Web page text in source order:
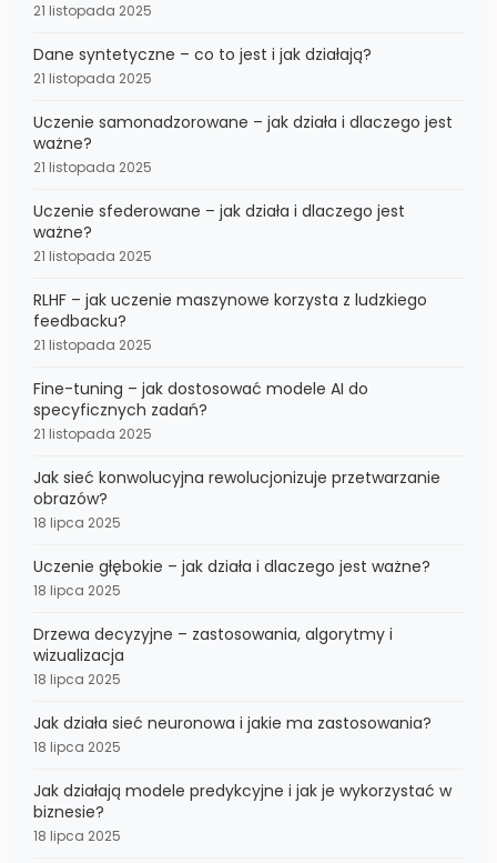
21 listopada 2025
Dane syntetyczne – co to jest i jak działają?
21 listopada 2025
Uczenie samonadzorowane – jak działa i dlaczego jest
ważne?
21 listopada 2025
Uczenie sfederowane – jak działa i dlaczego jest
ważne?
21 listopada 2025
RLHF – jak uczenie maszynowe korzysta z ludzkiego
feedbacku?
21 listopada 2025
Fine-tuning – jak dostosować modele AI do
specyficznych zadań?
21 listopada 2025
Jak sieć konwolucyjna rewolucjonizuje przetwarzanie
obrazów?
18 lipca 2025
Uczenie głębokie – jak działa i dlaczego jest ważne?
18 lipca 2025
Drzewa decyzyjne – zastosowania, algorytmy i
wizualizacja
18 lipca 2025
Jak działa sieć neuronowa i jakie ma zastosowania?
18 lipca 2025
Jak działają modele predykcyjne i jak je wykorzystać w
biznesie?
18 lipca 2025